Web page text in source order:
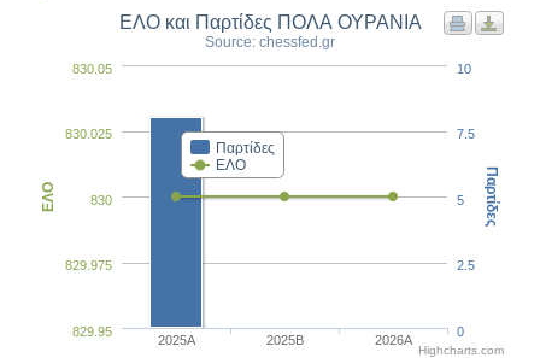
ΕΛΟ και Παρτίδες ΠΟΛΑ ΟΥΡΑΝΙΑ
Source: chessfed.gr
Παρτίδες
ΕΛΟ
2025A 2025B 2026A
829.95
829.975
830
830.025
830.05
ΕΛΟ
0
10
2.5
5
7.5
Παρτίδες
Highcharts.com